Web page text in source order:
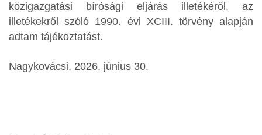
közigazgatási bírósági eljárás illetékéről, az
illetékekről szóló 1990. évi XCIII. törvény alapján
adtam tájékoztatást.
Nagykovácsi, 2026. június 30.